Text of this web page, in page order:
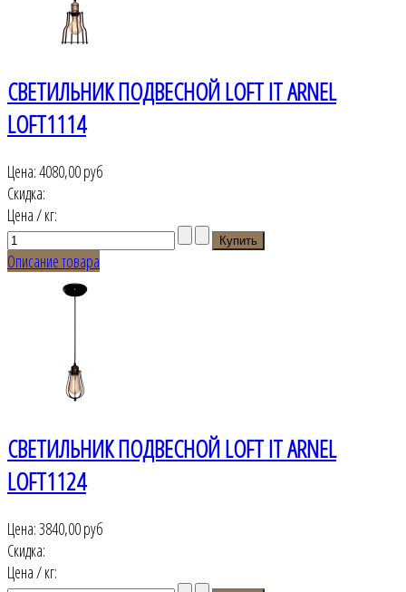
СВЕТИЛЬНИК ПОДВЕСНОЙ LOFT IT ARNEL
LOFT1114
Цена:4080,00 руб
Скидка:
Цена / кг:
Описание товара
СВЕТИЛЬНИК ПОДВЕСНОЙ LOFT IT ARNEL
LOFT1124
Цена:3840,00 руб
Скидка:
Цена / кг: